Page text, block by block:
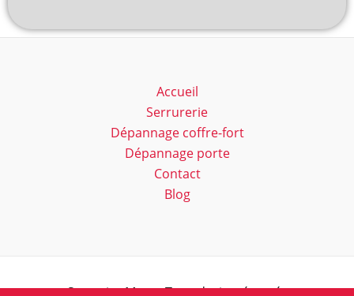
Accueil
Serrurerie
Dépannage coffre-fort
Dépannage porte
Contact
Blog
Serrurier Marc - Tous droits réservés